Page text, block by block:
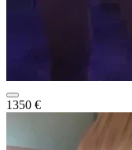
1350 €